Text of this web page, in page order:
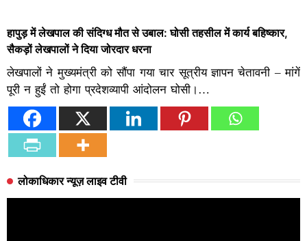
हापुड़ में लेखपाल की संदिग्ध मौत से उबाल: घोसी तहसील में कार्य बहिष्कार,
सैकड़ों लेखपालों ने दिया जोरदार धरना
लेखपालों ने मुख्यमंत्री को सौंपा गया चार सूत्रीय ज्ञापन चेतावनी – मांगें
पूरी न हुईं तो होगा प्रदेशव्यापी आंदोलन घोसी।…
लोकाधिकार न्यूज़ लाइव टीवी